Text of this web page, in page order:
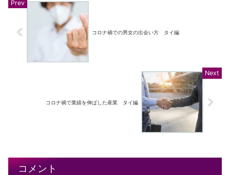
コロナ禍での男女の出会い方 タイ編
コロナ禍で業績を伸ばした産業 タイ編
コメント